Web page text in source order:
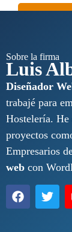
Diseño
Sobre la firma
Luis
Diseñador
trabajé para
Hostelería. He
proyectos
Empresarios
web con